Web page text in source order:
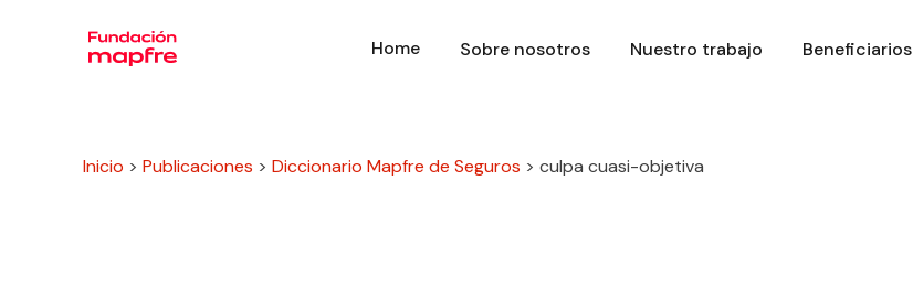
Home Sobre nosotros Nuestro trabajo Beneficiarios
Inicio > Publicaciones > Diccionario Mapfre de Seguros > culpa cuasi-objetiva